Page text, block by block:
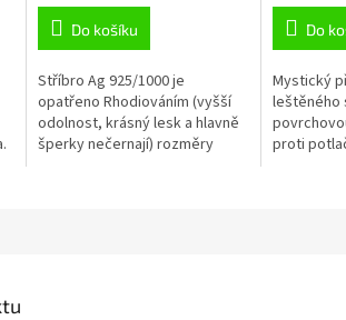
Do košíku
Stříbro Ag 925/1000 je
opatřeno Rhodiováním (vyšší
odolnost, krásný lesk a hlavně
šperky nečernají) rozměry
Do
Mystický
leštěného
proti